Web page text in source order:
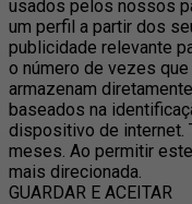
usados pelos nossos
um perfil a partir dos
publicidade relevante
o número de vezes
armazenam
baseados na
dispositivo de internet.
meses. Ao permitir
mais direcionada.
GUARDAR E ACEITAR